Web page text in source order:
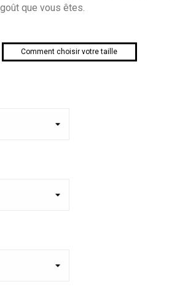
que vous êtes.
Comment choisir votre taille